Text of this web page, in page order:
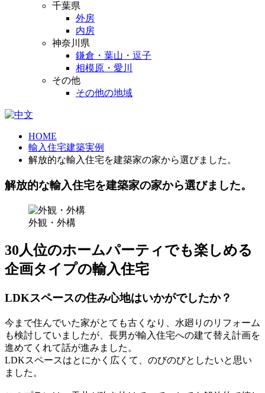
千葉県
外房
内房
神奈川県
鎌倉・葉山・逗子
相模原・愛川
その他
その他の地域
HOME
輸入住宅建築実例
解放的な輸入住宅を建築家の家から選びました。
解放的な輸入住宅を建築家の家から選びました。
外観・外構
30人位のホームパーティでも楽しめる
企画タイプの輸入住宅
LDKスペースの住み心地はいかがでしたか？
今まで住んでいた家がとても古くなり、水廻りのリフォーム
も検討していましたが、長男が輸入住宅への建て替え計画を
進めてくれて話が進みました。
LDKスペースはとにかく広くて、のびのびとしたいと思い
ました。